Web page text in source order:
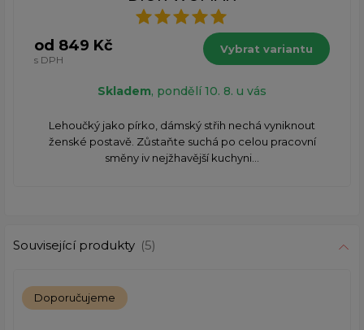
od 849 Kč
s DPH
Vybrat variantu
Skladem, pondělí 10. 8. u vás
Lehoučký jako pírko, dámský střih nechá vyniknout
ženské postavě. Zůstaňte suchá po celou pracovní
směny iv nejžhavější kuchyni...
Související produkty (5)
Doporučujeme